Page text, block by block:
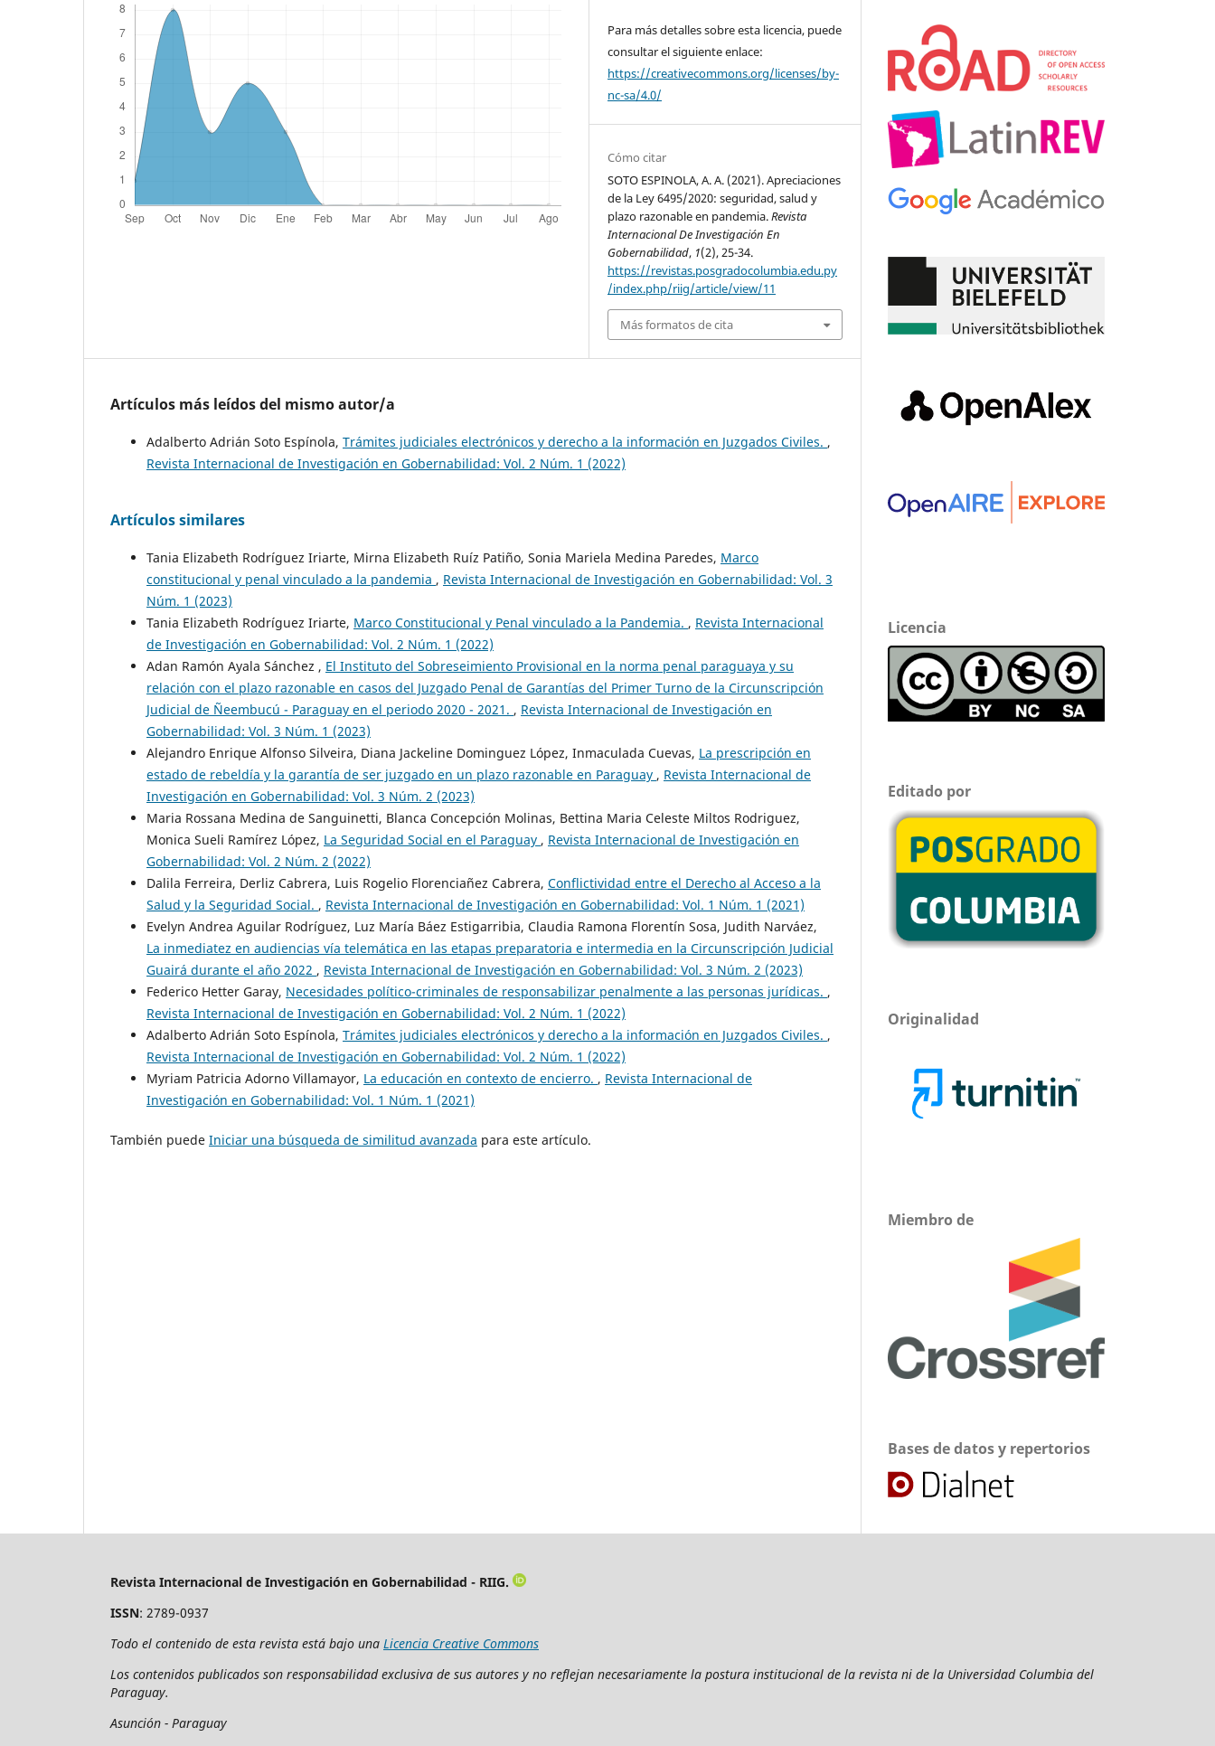
Para más detalles sobre esta licencia, puede
consultar el siguiente enlace:
https://creativecommons.org/licenses/by-
nc-sa/4.0/
Cómo citar
SOTO ESPINOLA, A. A. (2021). Apreciaciones
de la Ley 6495/2020: seguridad, salud y
plazo razonable en pandemia.Revista
Internacional De Investigación En
Gobernabilidad, 1(2), 25-34.
https://revistas.posgradocolumbia.edu.py
/index.php/riig/article/view/11
Más formatos de cita
Artículos más leídos del mismo autor/a
Adalberto Adrián Soto Espínola, Trámites judiciales electrónicos y derecho a la información en Juzgados Civiles. ,
Revista Internacional de Investigación en Gobernabilidad: Vol. 2 Núm. 1 (2022)
Artículos similares
Tania Elizabeth Rodríguez Iriarte, Mirna Elizabeth Ruíz Patiño, Sonia Mariela Medina Paredes, Marco
constitucional y penal vinculado a la pandemia , Revista Internacional de Investigación en Gobernabilidad: Vol. 3
Núm. 1 (2023)
Tania Elizabeth Rodríguez Iriarte, Marco Constitucional y Penal vinculado a la Pandemia. , Revista Internacional
de Investigación en Gobernabilidad: Vol. 2 Núm. 1 (2022)
Adan Ramón Ayala Sánchez , El Instituto del Sobreseimiento Provisional en la norma penal paraguaya y su
relación con el plazo razonable en casos del Juzgado Penal de Garantías del Primer Turno de la Circunscripción
Judicial de Ñeembucú - Paraguay en el periodo 2020 - 2021. , Revista Internacional de Investigación en
Gobernabilidad: Vol. 3 Núm. 1 (2023)
Alejandro Enrique Alfonso Silveira, Diana Jackeline Dominguez López, Inmaculada Cuevas, La prescripción en
estado de rebeldía y la garantía de ser juzgado en un plazo razonable en Paraguay , Revista Internacional de
Investigación en Gobernabilidad: Vol. 3 Núm. 2 (2023)
Maria Rossana Medina de Sanguinetti, Blanca Concepción Molinas, Bettina Maria Celeste Miltos Rodriguez,
Monica Sueli Ramírez López, La Seguridad Social en el Paraguay , Revista Internacional de Investigación en
Gobernabilidad: Vol. 2 Núm. 2 (2022)
Dalila Ferreira, Derliz Cabrera, Luis Rogelio Florenciañez Cabrera, Conflictividad entre el Derecho al Acceso a la
Salud y la Seguridad Social. , Revista Internacional de Investigación en Gobernabilidad: Vol. 1 Núm. 1 (2021)
Evelyn Andrea Aguilar Rodríguez, Luz María Báez Estigarribia, Claudia Ramona Florentín Sosa, Judith Narváez,
La inmediatez en audiencias vía telemática en las etapas preparatoria e intermedia en la Circunscripción Judicial
Guairá durante el año 2022 , Revista Internacional de Investigación en Gobernabilidad: Vol. 3 Núm. 2 (2023)
Federico Hetter Garay, Necesidades político-criminales de responsabilizar penalmente a las personas jurídicas. ,
Revista Internacional de Investigación en Gobernabilidad: Vol. 2 Núm. 1 (2022)
Adalberto Adrián Soto Espínola, Trámites judiciales electrónicos y derecho a la información en Juzgados Civiles. ,
Revista Internacional de Investigación en Gobernabilidad: Vol. 2 Núm. 1 (2022)
Myriam Patricia Adorno Villamayor, La educación en contexto de encierro. , Revista Internacional de
Investigación en Gobernabilidad: Vol. 1 Núm. 1 (2021)
También puede Iniciar una búsqueda de similitud avanzada para este artículo.
Licencia
Editado por
Originalidad
Miembro de
Bases de datos y repertorios
Revista Internacional de Investigación en Gobernabilidad - RIIG.
ISSN: 2789-0937
Todo el contenido de esta revista está bajo una Licencia Creative Commons
Los contenidos publicados son responsabilidad exclusiva de sus autores y no reflejan necesariamente la postura institucional de la revista ni de la Universidad Columbia del
Paraguay.
Asunción - Paraguay